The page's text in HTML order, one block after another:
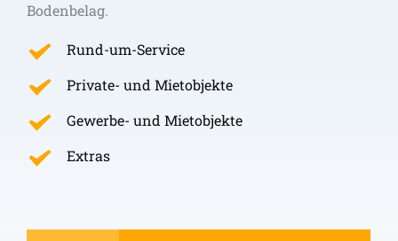
Bodenbelag.
Rund-um-Service
Private- und Mietobjekte
Gewerbe- und Mietobjekte
Extras